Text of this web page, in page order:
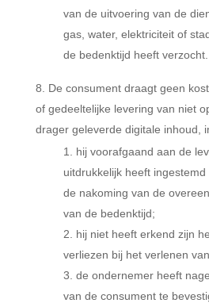
van de uitvoering van de
gas, water, elektriciteit of
de bedenktijd heeft verzocht.
De consument draagt geen
of gedeeltelijke levering van niet
drager geleverde digitale inhoud,
hij voorafgaand aan de
uitdrukkelijk heeft
de nakoming van de
van de bedenktijd;
hij niet heeft erkend zijn
verliezen bij het verlenen
de ondernemer heeft
van de consument te